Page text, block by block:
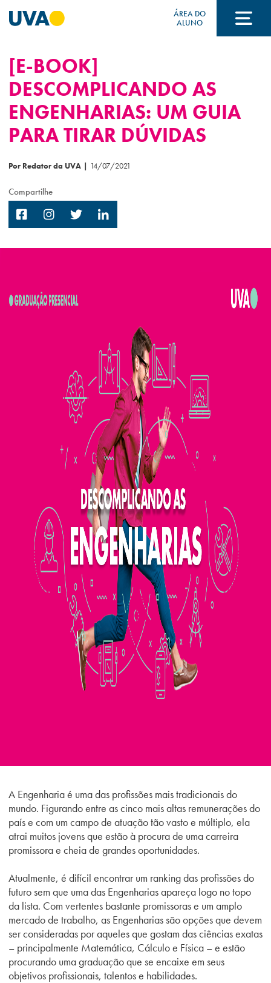
ÁREA DO
ALUNO
A UVA
CURSOS
INSCREVA-SE SOLICITE INFORMAÇÕES
ÁREA DO ALUNO LOGIN
[E-BOOK]
DESCOMPLICANDO AS
ENGENHARIAS: UM GUIA
PARA TIRAR DÚVIDAS
Por Redator da UVA | 14/07/2021
Compartilhe
A Engenharia é uma das profissões mais tradicionais do
mundo. Figurando entre as cinco mais altas remunerações do
país e com um campo de atuação tão vasto e múltiplo, ela
atrai muitos jovens que estão à procura de uma carreira
promissora e cheia de grandes oportunidades.
Atualmente, é difícil encontrar um ranking das profissões do
futuro sem que uma das Engenharias apareça logo no topo
da lista. Com vertentes bastante promissoras e um amplo
mercado de trabalho, as Engenharias são opções que devem
ser consideradas por aqueles que gostam das ciências exatas
– principalmente Matemática, Cálculo e Física – e estão
procurando uma graduação que se encaixe em seus
objetivos profissionais, talentos e habilidades.